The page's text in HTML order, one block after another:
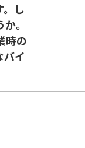
。し
。
時の
バイ